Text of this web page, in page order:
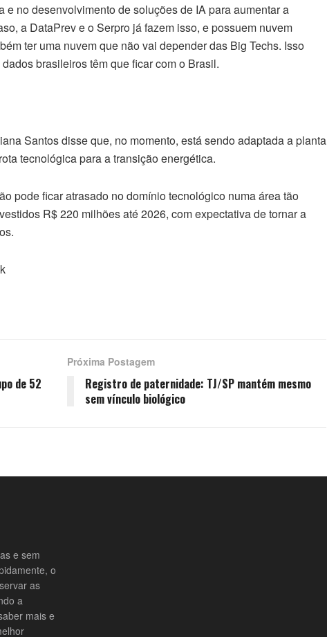
e no desenvolvimento de soluções de IA para aumentar a
a DataPrev e o Serpro já fazem isso, e possuem nuvem
ter uma nuvem que não vai depender das Big Techs. Isso
brasileiros têm que ficar com o Brasil.
Santos disse que, no momento, está sendo adaptada a planta
tecnológica para a transição energética.
pode ficar atrasado no domínio tecnológico numa área tão
R$ 220 milhões até 2026, com expectativa de tornar a
de 52
Próxima Postagem
Registro de paternidade: TJ/SP mantém mesmo
sem vínculo biológico
e sem
o
as
a
mais e